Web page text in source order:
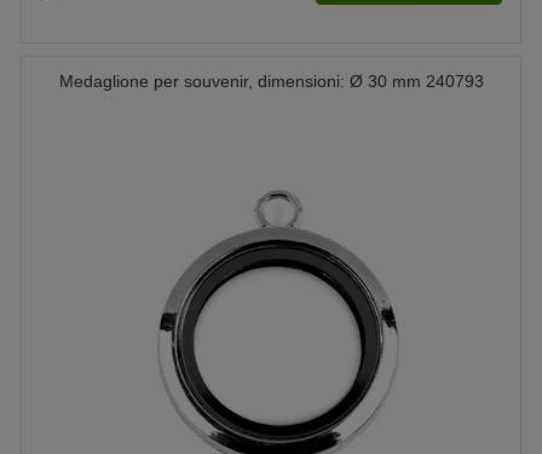
Medaglione per souvenir, dimensioni: Ø 30 mm 240793